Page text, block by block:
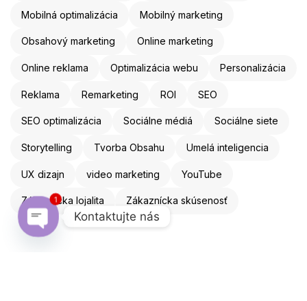
Mobilná optimalizácia Mobilný marketing
Obsahový marketing Online marketing
Online reklama Optimalizácia webu Personalizácia
Reklama Remarketing ROI SEO
SEO optimalizácia Sociálne médiá Sociálne siete
Storytelling Tvorba Obsahu Umelá inteligencia
UX dizajn video marketing YouTube
Zákaznícka lojalita Zákaznícka skúsenosť
Kontaktujte nás
1